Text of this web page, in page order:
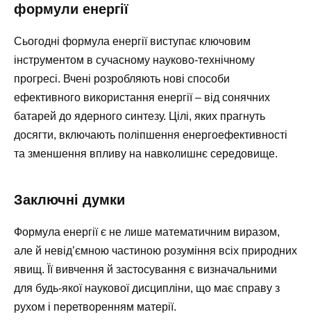
формули енергії
Сьогодні формула енергії виступає ключовим
інструментом в сучасному науково-технічному
прогресі. Вчені розробляють нові способи
ефективного використання енергії – від сонячних
батарей до ядерного синтезу. Цілі, яких прагнуть
досягти, включають поліпшення енергоефективності
та зменшення впливу на навколишнє середовище.
Заключні думки
Формула енергії є не лише математичним виразом,
але й невід’ємною частиною розуміння всіх природних
явищ. Її вивчення й застосування є визначальними
для будь-якої наукової дисципліни, що має справу з
рухом і перетворенням матерії.